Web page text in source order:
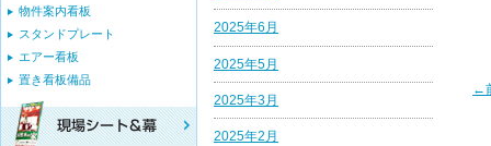
←
2025年6月
2025年5月
2025年3月
2025年2月
物件案内看板
スタンドプレート
エアー看板
置き看板備品